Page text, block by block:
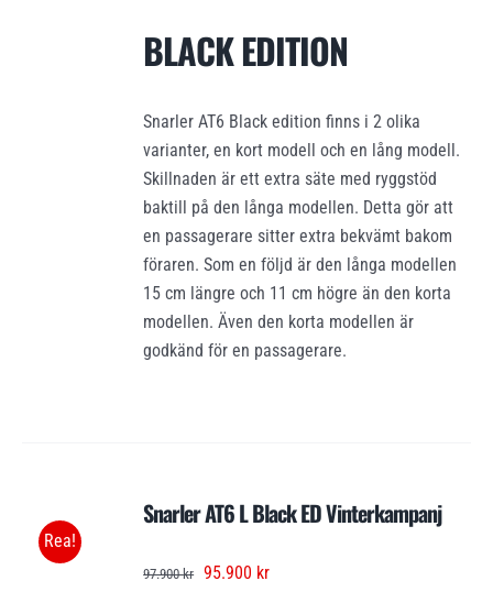
BLACK EDITION
Snarler AT6 Black edition finns i 2 olika
varianter, en kort modell och en lång modell.
Skillnaden är ett extra säte med ryggstöd
baktill på den långa modellen. Detta gör att
en passagerare sitter extra bekvämt bakom
föraren. Som en följd är den långa modellen
15 cm längre och 11 cm högre än den korta
modellen. Även den korta modellen är
godkänd för en passagerare.
Rea!
Snarler AT6 L Black ED Vinterkampanj
97.900kr Det
95.900 krDet